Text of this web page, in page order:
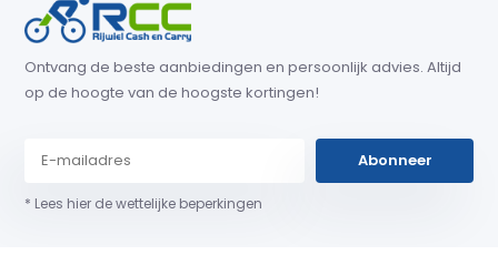
Ontvang de beste aanbiedingen en persoonlijk advies. Altijd
op de hoogte van de hoogste kortingen!
Abonneer
* Lees hier de wettelijke beperkingen